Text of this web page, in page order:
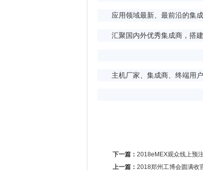
应用领域最新、最前沿的集成
汇聚国内外优秀集成商，搭建
主机厂家、集成商、终端用户
下一篇： 2018eMEX观众线上预
上一篇： 2018郑州工博会圆满收